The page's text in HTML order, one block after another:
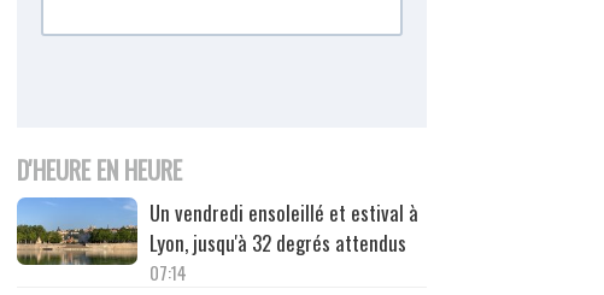
D'HEURE EN HEURE
Un vendredi ensoleillé et estival à
Lyon, jusqu'à 32 degrés attendus
07:14